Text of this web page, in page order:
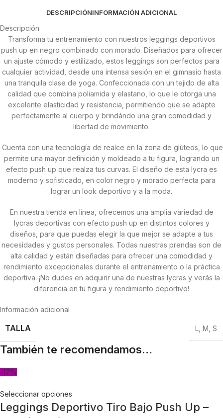
DESCRIPCIÓNINFORMACIÓN ADICIONAL
Descripción
Transforma tu entrenamiento con nuestros leggings deportivos
push up en negro combinado con morado. Diseñados para ofrecer
un ajuste cómodo y estilizado, estos leggings son perfectos para
cualquier actividad, desde una intensa sesión en el gimnasio hasta
una tranquila clase de yoga. Confeccionada con un tejido de alta
calidad que combina poliamida y elastano, lo que le otorga una
excelente elasticidad y resistencia, permitiendo que se adapte
perfectamente al cuerpo y brindándo una gran comodidad y
libertad de movimiento.
Cuenta con una tecnología de realce en la zona de glúteos, lo que
permite una mayor definición y moldeado a tu figura, logrando un
efecto push up que realza tus curvas. El diseño de esta lycra es
moderno y sofisticado, en color negro y morado perfecta para
lograr un look deportivo y a la moda.
En nuestra tienda en línea, ofrecemos una amplia variedad de
lycras deportivas con efecto push up en distintos colores y
diseños, para que puedas elegir la que mejor se adapte a tus
necesidades y gustos personales. Todas nuestras prendas son de
alta calidad y están diseñadas para ofrecer una comodidad y
rendimiento excepcionales durante el entrenamiento o la práctica
deportiva. ¡No dudes en adquirir una de nuestras lycras y verás la
diferencia en tu figura y rendimiento deportivo!
Información adicional
TALLA L M S
También te recomendamos…
-17%
Seleccionar opciones
Leggings Deportivo Tiro Bajo Push Up –